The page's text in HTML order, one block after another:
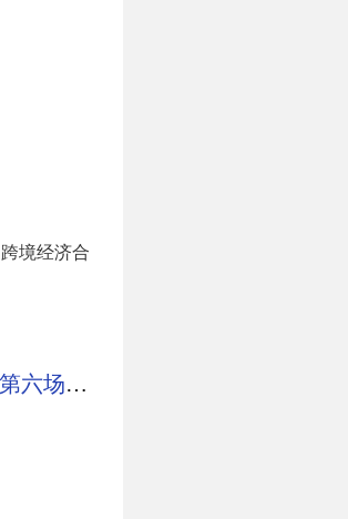
境经济合
北京发布：“北京市贯彻落实党的二十大精神”系列主题新闻发布会（第六场）召开，全面推进北京国际交往中心功能